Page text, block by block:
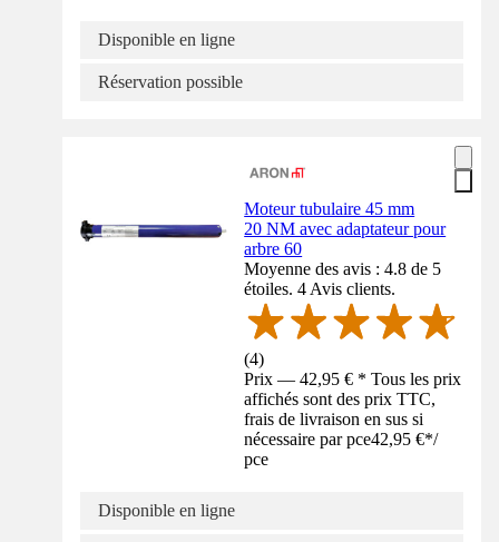
Disponible en ligne
Réservation possible
Moteur tubulaire 45 mm
20 NM avec adaptateur pour
arbre 60
Moyenne des avis : 4.8 de 5
étoiles. 4 Avis clients.
(4)
Prix — 42,95 € * Tous les prix
affichés sont des prix TTC,
frais de livraison en sus si
nécessaire par pce42,95 €*/
pce
Disponible en ligne